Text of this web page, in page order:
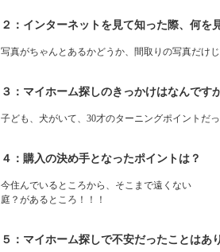
２：インターネットを見て知った際、何を
写真がちゃんとあるかどうか、間取りの写真だけ
３：マイホーム探しのきっかけはなんです
子ども、犬がいて、30才のターニングポイントだ
４：購入の決め手となったポイントは？
今住んでいるところから、そこまで遠くない
庭？があるところ！！！
５：マイホーム探しで不安だったことはあ